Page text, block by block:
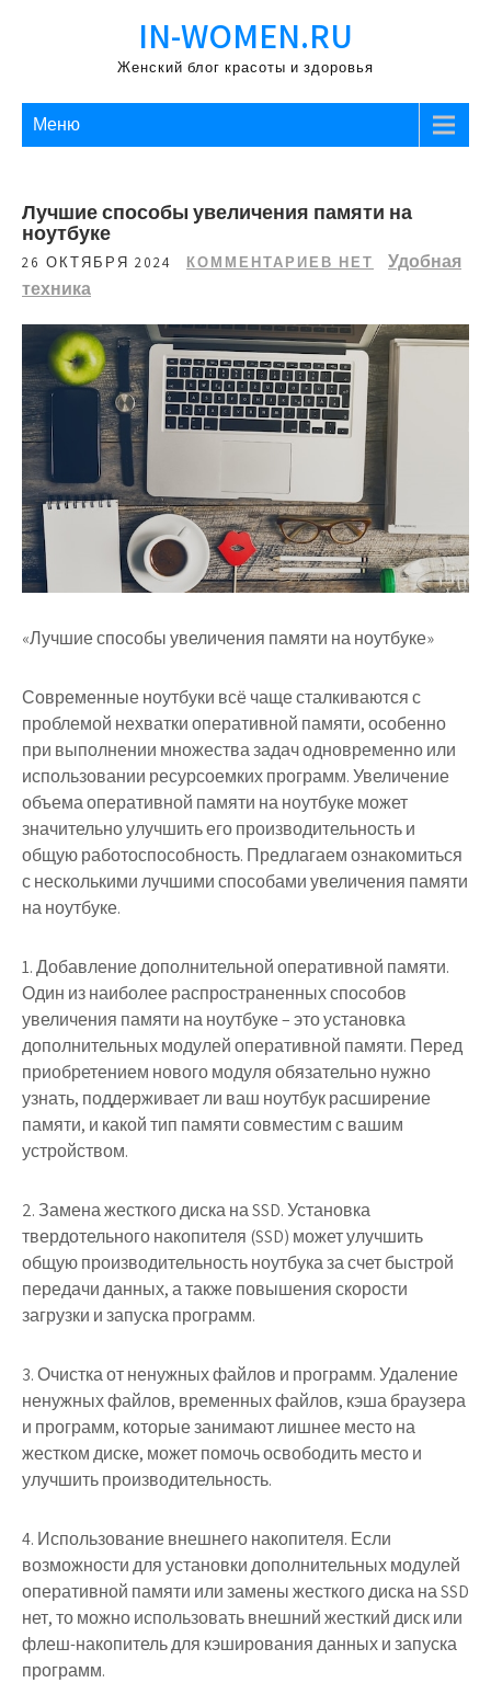
IN-WOMEN.RU
Женский блог красоты и здоровья
Меню
Лучшие способы увеличения памяти на
ноутбуке
26 ОКТЯБРЯ 2024 КОММЕНТАРИЕВ НЕТ
Удобная
техника
«Лучшие способы увеличения памяти на ноутбуке»
Современные ноутбуки всё чаще сталкиваются с
проблемой нехватки оперативной памяти, особенно
при выполнении множества задач одновременно или
использовании ресурсоемких программ. Увеличение
объема оперативной памяти на ноутбуке может
значительно улучшить его производительность и
общую работоспособность. Предлагаем ознакомиться
с несколькими лучшими способами увеличения памяти
на ноутбуке.
1. Добавление дополнительной оперативной памяти.
Один из наиболее распространенных способов
увеличения памяти на ноутбуке – это установка
дополнительных модулей оперативной памяти. Перед
приобретением нового модуля обязательно нужно
узнать, поддерживает ли ваш ноутбук расширение
памяти, и какой тип памяти совместим с вашим
устройством.
2. Замена жесткого диска на SSD. Установка
твердотельного накопителя (SSD) может улучшить
общую производительность ноутбука за счет быстрой
передачи данных, а также повышения скорости
загрузки и запуска программ.
3. Очистка от ненужных файлов и программ. Удаление
ненужных файлов, временных файлов, кэша браузера
и программ, которые занимают лишнее место на
жестком диске, может помочь освободить место и
улучшить производительность.
4. Использование внешнего накопителя. Если
возможности для установки дополнительных модулей
оперативной памяти или замены жесткого диска на SSD
нет, то можно использовать внешний жесткий диск или
флеш-накопитель для кэширования данных и запуска
программ.